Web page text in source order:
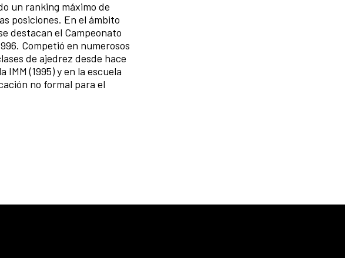
un ranking máximo de
posiciones. En el ámbito
destacan el Campeonato
Competió en numerosos
de ajedrez desde hace
(1995) y en la escuela
no formal para el